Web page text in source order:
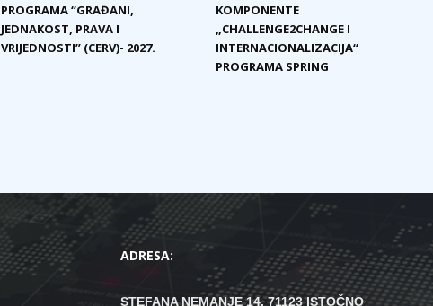
PROGRAMA “GRAĐANI,
JEDNAKOST, PRAVA I
VRIJEDNOSTI” (CERV)- 2027.
KOMPONENTE
„CHALLENGE2CHANGE I
INTERNACIONALIZACIJA“
PROGRAMA SPRING
ADRESA:
STEFANA NEMANJE 14, 71123 ISTOČNO